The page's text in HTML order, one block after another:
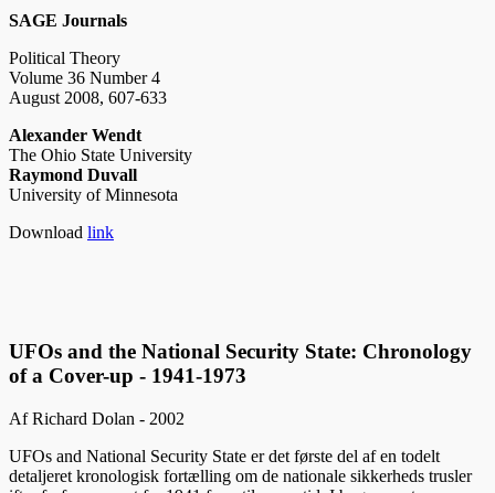
SAGE Journals
Political Theory
Volume 36 Number 4
August 2008, 607-633
Alexander Wendt
The Ohio State University
Raymond Duvall
University of Minnesota
Download link
UFOs and the National Security State: Chronology
of a Cover-up - 1941-1973
Af Richard Dolan - 2002
UFOs and National Security State er det første del af en todelt
detaljeret kronologisk fortælling om de nationale sikkerheds trusler